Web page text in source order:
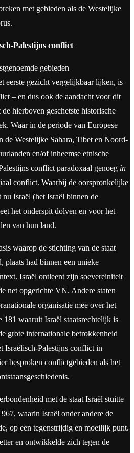
met gebieden als de Westelijke
Palestijns conflict
gebieden
eerste gezicht vergelijkbaar lijken, is
– en dus ook de aandacht voor dit
de hierboven geschetste historische
Waar in de periode van Europese
de Westelijke Sahara, Tibet en Noord-
en/of inheemse etnische
conflict paradoxaal genoeg in
conflict. Waarbij de oorspronkelijke
Israël (het Israël binnen de
het onderspit dolven en voor het
van hun land.
waarop de stichting van de staat
had binnen een unieke
Israël ontleent zijn soevereiniteit
net opgerichte VN. Andere staten
organisatie mee over het
waaruit Israël staatsrechtelijk is
grote internationale betrokkenheid
Israëlisch-Palestijns conflict in
besproken conflictgebieden als het
met de staat Israël stuitte
waarin Israël onder andere de
op een tegenstrijdig en moeilijk punt.
en ontwikkelde zich tegen de